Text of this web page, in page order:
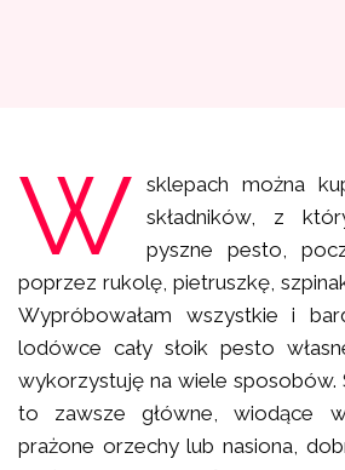
W sklepach można
składników, z
pyszne pesto,
poprzez rukolę, pietruszkę,
Wypróbowałam wszystkie i
lodówce cały słoik pesto
wykorzystuję na wiele sposobów.
to zawsze główne, wiodące
prażone orzechy lub nasiona,